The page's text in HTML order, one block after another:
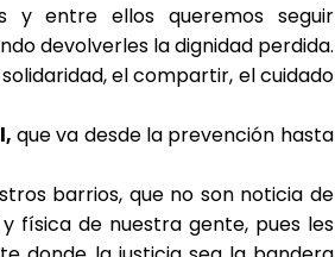
y entre ellos queremos seguir
devolverles la dignidad perdida.
el compartir, el cuidado
que va desde la prevención hasta
barrios, que no son noticia de
física de nuestra gente, pues les